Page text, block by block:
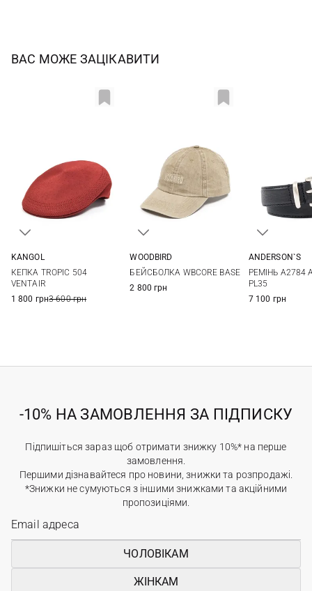
ВАС МОЖЕ ЗАЦІКАВИТИ
KANGOL
КЕПКА TROPIC 504
VENTAIR
1 800 грн3 600 грн
WOODBIRD
БЕЙСБОЛКА WBCORE BASE
2 800 грн
85
ANDERSON`S
РЕМІНЬ A2784
PL35
7 100 грн
-10% НА ЗАМОВЛЕННЯ ЗА ПІДПИСКУ
Підпишіться зараз щоб отримати знижку 10%* на перше
замовлення.
Першими дізнавайтеся про новини, знижки та розпродажі.
*Знижки не сумуються з іншими знижками та акційними
пропозиціями.
ЧОЛОВІКАМ
ЖІНКАМ